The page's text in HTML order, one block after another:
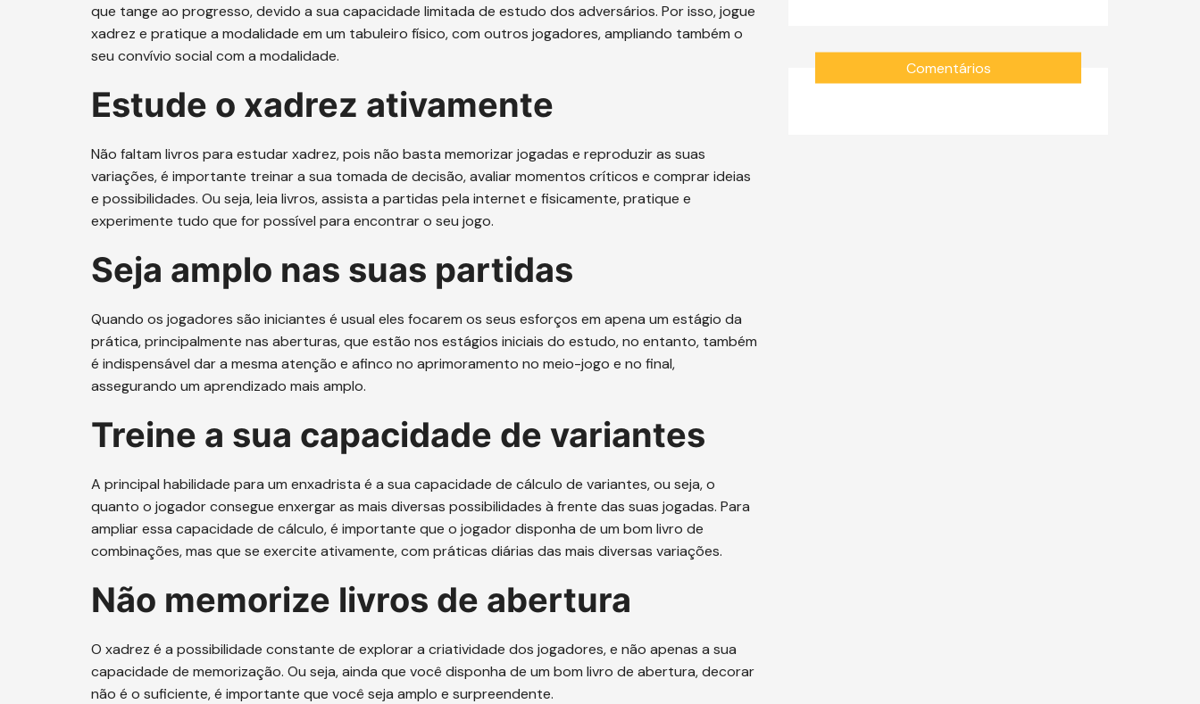
que tange ao progresso, devido a sua capacidade limitada de estudo dos adversários. Por isso, jogue
xadrez e pratique a modalidade em um tabuleiro físico, com outros jogadores, ampliando também o
seu convívio social com a modalidade.
Estude o xadrez ativamente
Não faltam livros para estudar xadrez, pois não basta memorizar jogadas e reproduzir as suas
variações, é importante treinar a sua tomada de decisão, avaliar momentos críticos e comprar ideias
e possibilidades. Ou seja, leia livros, assista a partidas pela internet e fisicamente, pratique e
experimente tudo que for possível para encontrar o seu jogo.
Seja amplo nas suas partidas
Quando os jogadores são iniciantes é usual eles focarem os seus esforços em apena um estágio da
prática, principalmente nas aberturas, que estão nos estágios iniciais do estudo, no entanto, também
é indispensável dar a mesma atenção e afinco no aprimoramento no meio-jogo e no final,
assegurando um aprendizado mais amplo.
Treine a sua capacidade de variantes
A principal habilidade para um enxadrista é a sua capacidade de cálculo de variantes, ou seja, o
quanto o jogador consegue enxergar as mais diversas possibilidades à frente das suas jogadas. Para
ampliar essa capacidade de cálculo, é importante que o jogador disponha de um bom livro de
combinações, mas que se exercite ativamente, com práticas diárias das mais diversas variações.
Não memorize livros de abertura
O xadrez é a possibilidade constante de explorar a criatividade dos jogadores, e não apenas a sua
capacidade de memorização. Ou seja, ainda que você disponha de um bom livro de abertura, decorar
não é o suficiente, é importante que você seja amplo e surpreendente.
Comentários